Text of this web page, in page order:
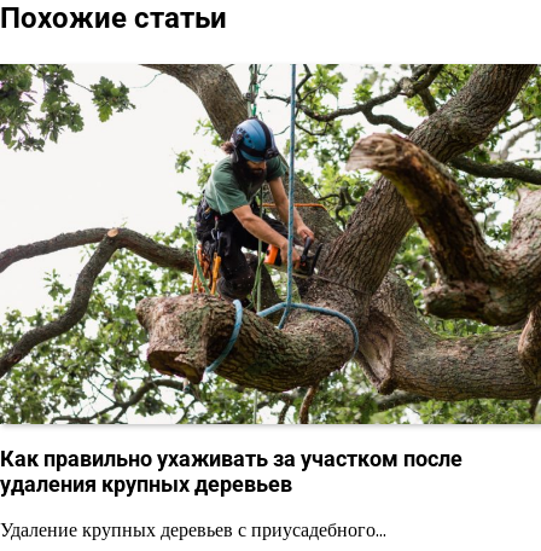
записям
Похожие статьи
Как правильно ухаживать за участком после
удаления крупных деревьев
Удаление крупных деревьев с приусадебного…